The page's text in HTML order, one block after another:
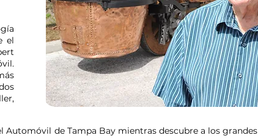
el
Automóvil de Tampa Bay mientras descubre a los grandes